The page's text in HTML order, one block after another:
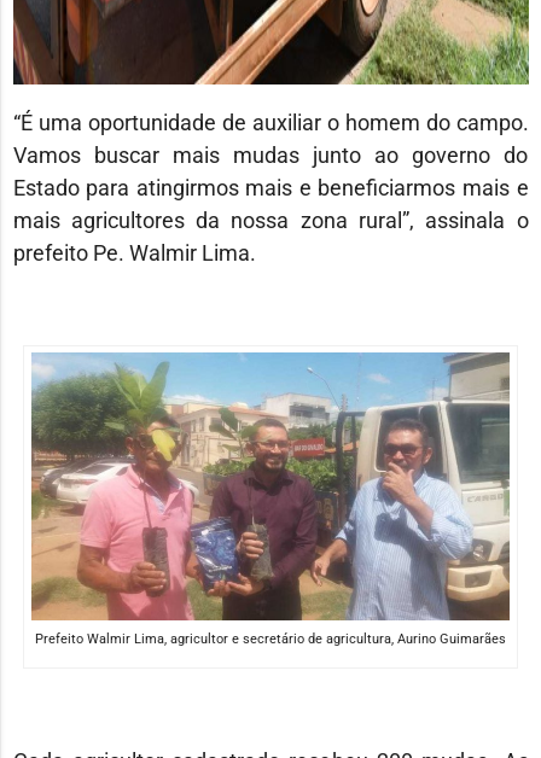
“É uma oportunidade de auxiliar o homem do campo.
Vamos buscar mais mudas junto ao governo do
Estado para atingirmos mais e beneficiarmos mais e
mais agricultores da nossa zona rural”, assinala o
prefeito Pe. Walmir Lima.
Prefeito Walmir Lima, agricultor e secretário de agricultura, Aurino Guimarães